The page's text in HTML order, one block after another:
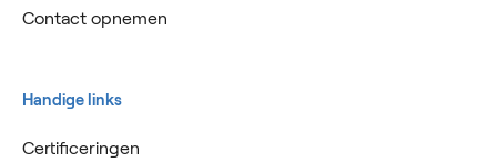
Contact opnemen
Handige links
Certificeringen